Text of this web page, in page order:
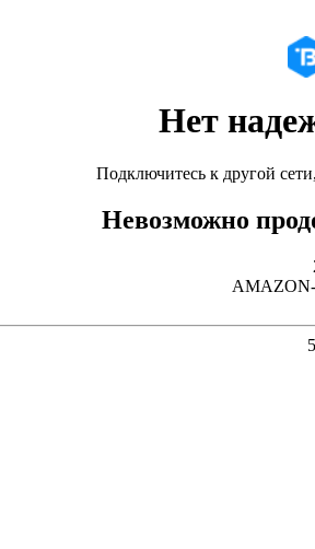
Нет
Подключитесь к другой
Невозможно
AMAZON-